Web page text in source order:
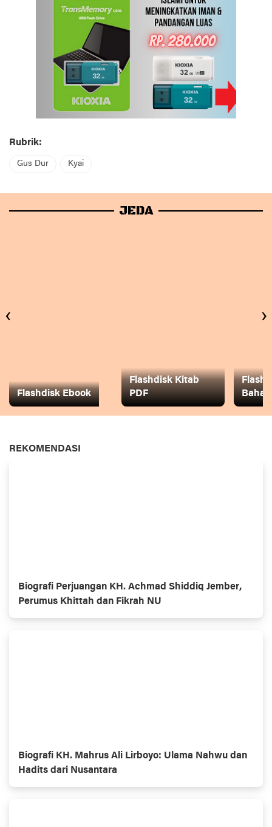
Rubrik:
Gus Dur Kyai
JEDA
Flashdisk Ebook
Flashdisk Kitab
PDF
Baha
‹ ›
REKOMENDASI
Biografi Perjuangan KH. Achmad Shiddiq Jember,
Perumus Khittah dan Fikrah NU
Biografi KH. Mahrus Ali Lirboyo: Ulama Nahwu dan
Hadits dari Nusantara